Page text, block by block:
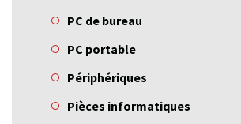
PC de bureau
PC portable
Périphériques
Pièces informatiques